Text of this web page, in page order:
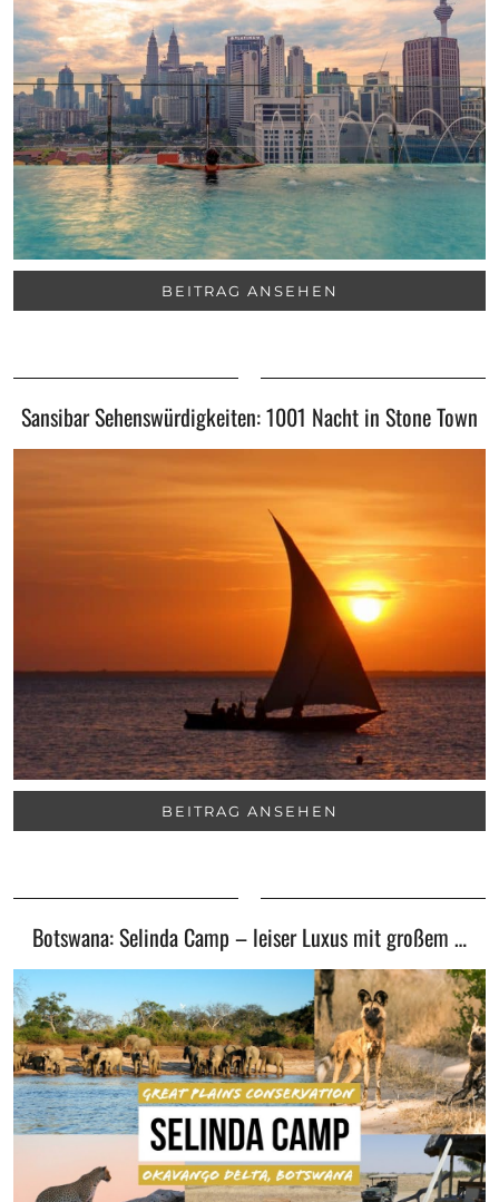
BEITRAG ANSEHEN
Sansibar Sehenswürdigkeiten: 1001 Nacht in Stone Town
BEITRAG ANSEHEN
Botswana: Selinda Camp – leiser Luxus mit großem …